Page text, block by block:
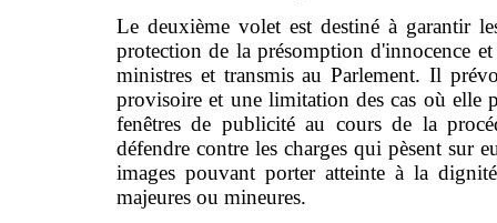
Le deuxième volet est destiné à garantir
protection de la présomption d'innocence
ministres et transmis au Parlement. Il
provisoire et une limitation des cas où elle
fenêtres de publicité au cours de la
défendre contre les charges qui pèsent sur
images pouvant porter atteinte à la
majeures ou mineures.